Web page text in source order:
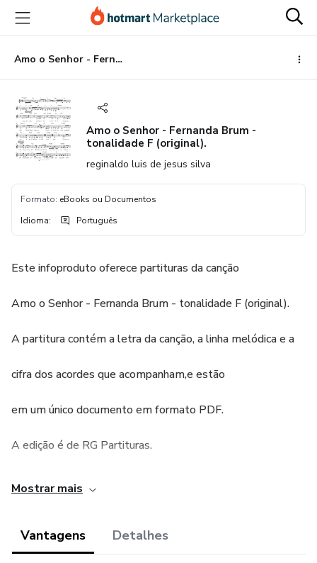
para
conteúdo
principal
para
pagamento
para
rodapé
Amo o Senhor - Fernanda Brum - tonalidade F (original).
Amo o Senhor - Fernanda Brum -
tonalidade F (original).
reginaldo luis de jesus silva
Formato: eBooks ou Documentos
Idioma: Português
Este infoproduto oferece partituras da canção
Amo o Senhor - Fernanda Brum - tonalidade F (original).
A partitura contém a letra da canção, a linha melódica e a
cifra dos acordes que acompanham,e estão
em um único documento em formato PDF.
A edição é de RG Partituras.
Mostrar mais
Vantagens Detalhes